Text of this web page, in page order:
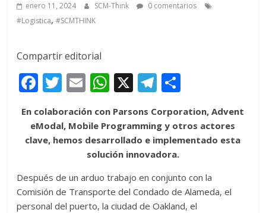
enero 11, 2024 SCM-Think
0 comentarios
#Logistica,#SCMTHINK
Compartir editorial
F
ac
e
b
o
k
T
itt
er
E
ai
l
W
at
s
A
p
p
X T
e
gr
a
m
m
p
ti
r
En colaboración con Parsons Corporation, Advent
eModal, Mobile Programming y otros actores
clave, hemos desarrollado e implementado esta
solución innovadora.
Después de un arduo trabajo en conjunto con la
Comisión de Transporte del Condado de Alameda, el
personal del puerto, la ciudad de Oakland, el